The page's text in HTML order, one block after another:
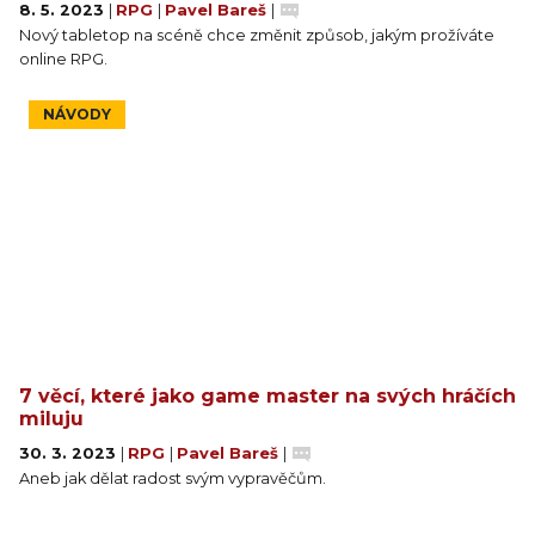
8. 5. 2023 RPG Pavel Bareš
Nový tabletop na scéně chce změnit způsob, jakým prožíváte
online RPG.
NÁVODY
7 věcí, které jako game master na svých hráčích
miluju
30. 3. 2023 RPG Pavel Bareš
Aneb jak dělat radost svým vypravěčům.